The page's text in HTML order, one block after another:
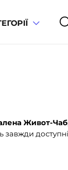
У кошику
Живот-
завжди